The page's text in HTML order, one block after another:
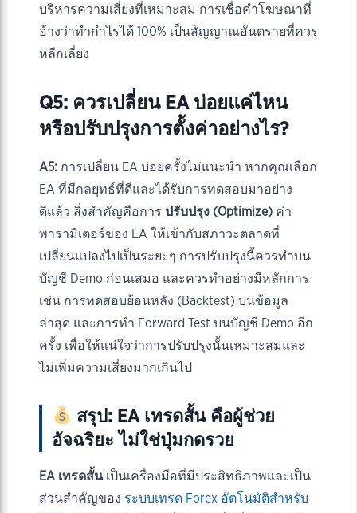
บริหารความเสี่ยงที่เหมาะสม การเชื่อคำโฆษณาที่
อ้างว่าทำกำไรได้ 100% เป็นสัญญาณอันตรายที่ควร
หลีกเลี่ยง
Q5: ควรเปลี่ยน EA บ่อยแค่ไหน
หรือปรับปรุงการตั้งค่าอย่างไร?
A5: การเปลี่ยน EA บ่อยครั้งไม่แนะนำ หากคุณเลือก
EA ที่มีกลยุทธ์ที่ดีและได้รับการทดสอบมาอย่าง
ดีแล้ว สิ่งสำคัญคือการ ปรับปรุง (Optimize) ค่า
พารามิเตอร์ของ EA ให้เข้ากับสภาวะตลาดที่
เปลี่ยนแปลงไปเป็นระยะๆ การปรับปรุงนี้ควรทำบน
บัญชี Demo ก่อนเสมอ และควรทำอย่างมีหลักการ
เช่น การทดสอบย้อนหลัง (Backtest) บนข้อมูล
ล่าสุด และการทำ Forward Test บนบัญชี Demo อีก
ครั้ง เพื่อให้แน่ใจว่าการปรับปรุงนั้นเหมาะสมและ
ไม่เพิ่มความเสี่ยงมากเกินไป
สรุป: EA เทรดสั้น คือผู้ช่วย
อัจฉริยะ ไม่ใช่ปุ่มกดรวย
EA เทรดสั้นเป็นเครื่องมือที่มีประสิทธิภาพและเป็น
ส่วนสำคัญของ ระบบเทรด Forex อัตโนมัติสำหรับ